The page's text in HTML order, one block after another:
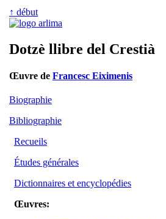
↑ début
Dotzè llibre del Crestià
Œuvre de Francesc Eiximenis
Biographie
Bibliographie
Recueils
Études générales
Dictionnaires et encyclopédies
Œuvres: